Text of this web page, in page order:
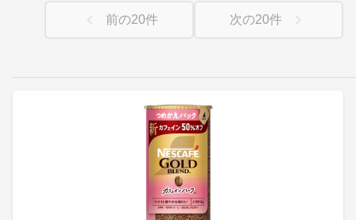
前の20件 次の20件